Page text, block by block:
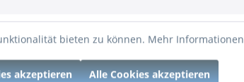
bieten zu können. Mehr Informationen
akzeptieren Alle Cookies akzeptieren